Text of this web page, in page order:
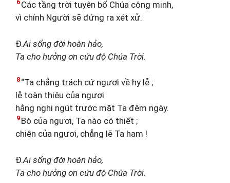
6 Các tầng trời tuyên bố Chúa công minh,
vì chính Người sẽ đứng ra xét xử.
Đ.Ai sống đời hoàn hảo,
Ta cho hưởng ơn cứu độ Chúa Trời.
8 “Ta chẳng trách cứ ngươi về hy lễ ;
lễ toàn thiêu của ngươi
hằng nghi ngút trước mặt Ta đêm ngày.
9 Bò của ngươi, Ta nào có thiết ;
chiên của ngươi, chẳng lẽ Ta ham !
Đ.Ai sống đời hoàn hảo,
Ta cho hưởng ơn cứu độ Chúa Trời.